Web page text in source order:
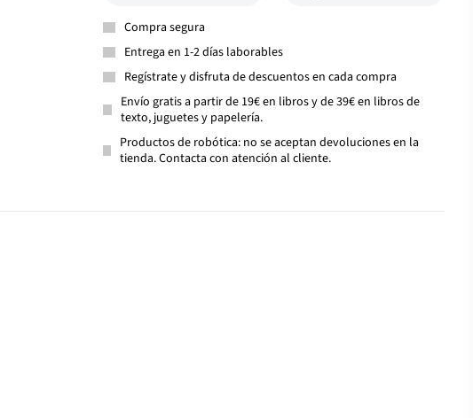
Compra segura
Entrega en 1-2 días laborables
Regístrate y disfruta de descuentos en cada compra
Envío gratis a partir de 19€ en libros y de 39€ en libros de
texto, juguetes y papelería.
Productos de robótica: no se aceptan devoluciones en la
tienda. Contacta con atención al cliente.